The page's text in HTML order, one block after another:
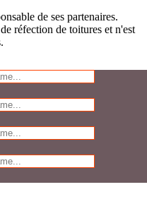
de ses partenaires.
réfection de toitures et n'est